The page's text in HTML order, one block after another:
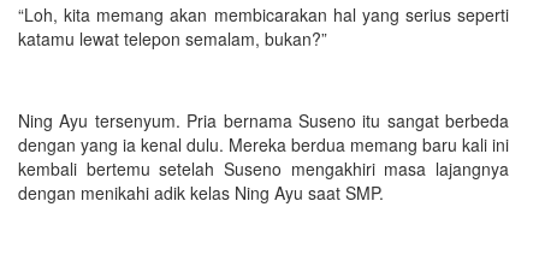
“Loh, kita memang akan membicarakan hal yang serius seperti
katamu lewat telepon semalam, bukan?”
Ning Ayu tersenyum. Pria bernama Suseno itu sangat berbeda
dengan yang ia kenal dulu. Mereka berdua memang baru kali ini
kembali bertemu setelah Suseno mengakhiri masa lajangnya
dengan menikahi adik kelas Ning Ayu saat SMP.